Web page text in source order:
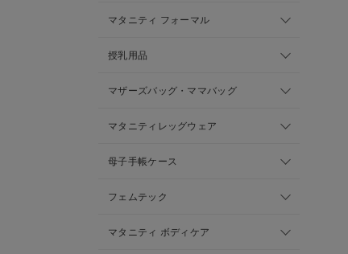
マタニティ フォーマル
授乳用品
マザーズバッグ・ママバッグ
マタニティレッグウェア
母子手帳ケース
フェムテック
マタニティ ボディケア